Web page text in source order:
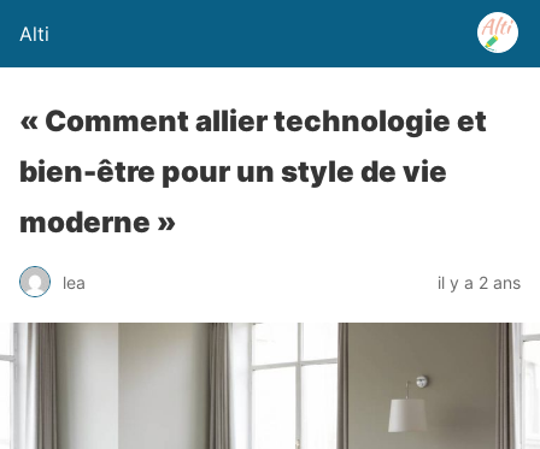
Alti
« Comment allier technologie et
bien-être pour un style de vie
moderne »
lea il y a 2 ans